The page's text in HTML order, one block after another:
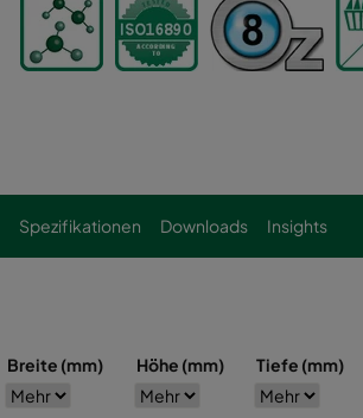
Spezifikationen Downloads Insights
Breite (mm) Höhe (mm) Tiefe (mm)